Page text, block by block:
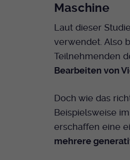
Maschine
Laut dieser
verwendet. Also
Teilnehmenden
Bearbeiten von
Doch wie das
Beispielsweise
erschaffen eine
mehrere